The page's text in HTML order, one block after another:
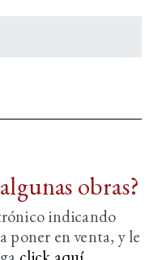
obras?
indicando
poner en venta, y le